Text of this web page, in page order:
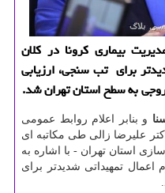
بیماری كرونا در كلان
برای تب سنجی، ارزیابی
به سطح استان تهران شد.
و بنابر اعلام روابط عمومی
علیرضا زالی طی مكاتبه ای
استان تهران - با اشاره به
اعمال تمهیداتی شدیدتر برای